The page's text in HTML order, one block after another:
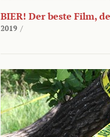
BIER! Der beste Film,
2019 /